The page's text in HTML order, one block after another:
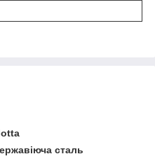
сталь